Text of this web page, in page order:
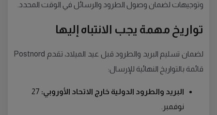
وتوجيهات لضمان وصول الطرود والرسائل في الوقت المحدد.
تواريخ مهمة يجب الانتباه إليها
لضمان تسليم البريد والطرود قبل عيد الميلاد، تقدم Postnord
قائمة بالتواريخ النهائية للإرسال:
البريد والطرود الدولية خارج الاتحاد الأوروبي: 27
نوفمبر.